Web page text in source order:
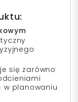
się zarówno
w planowaniu